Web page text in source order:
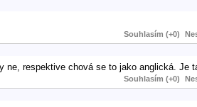
Souhlasím (+0)
ne, respektive chová se to jako anglická. Je
Souhlasím (+0)